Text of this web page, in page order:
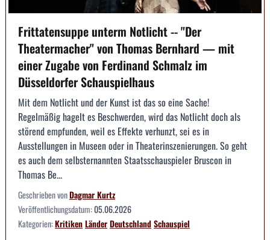
Frittatensuppe unterm Notlicht -- "Der
Theatermacher" von Thomas Bernhard — mit
einer Zugabe von Ferdinand Schmalz im
Düsseldorfer Schauspielhaus
Mit dem Notlicht und der Kunst ist das so eine Sache!
Regelmäßig hagelt es Beschwerden, wird das Notlicht doch als
störend empfunden, weil es Effekte verhunzt, sei es in
Ausstellungen in Museen oder in Theaterinszenierungen. So geht
es auch dem selbsternannten Staatsschauspieler Bruscon in
Thomas Be...
Geschrieben vonDagmar Kurtz
Veröffentlichungsdatum:05.06.2026
Kategorien:KritikenLänderDeutschlandSchauspiel